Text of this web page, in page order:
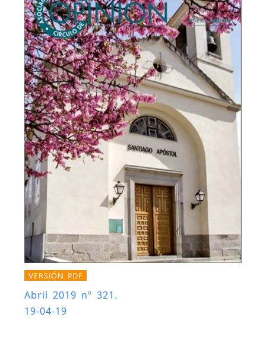
VERSIÓN PDF
Abril 2019 nº 321.
19-04-19